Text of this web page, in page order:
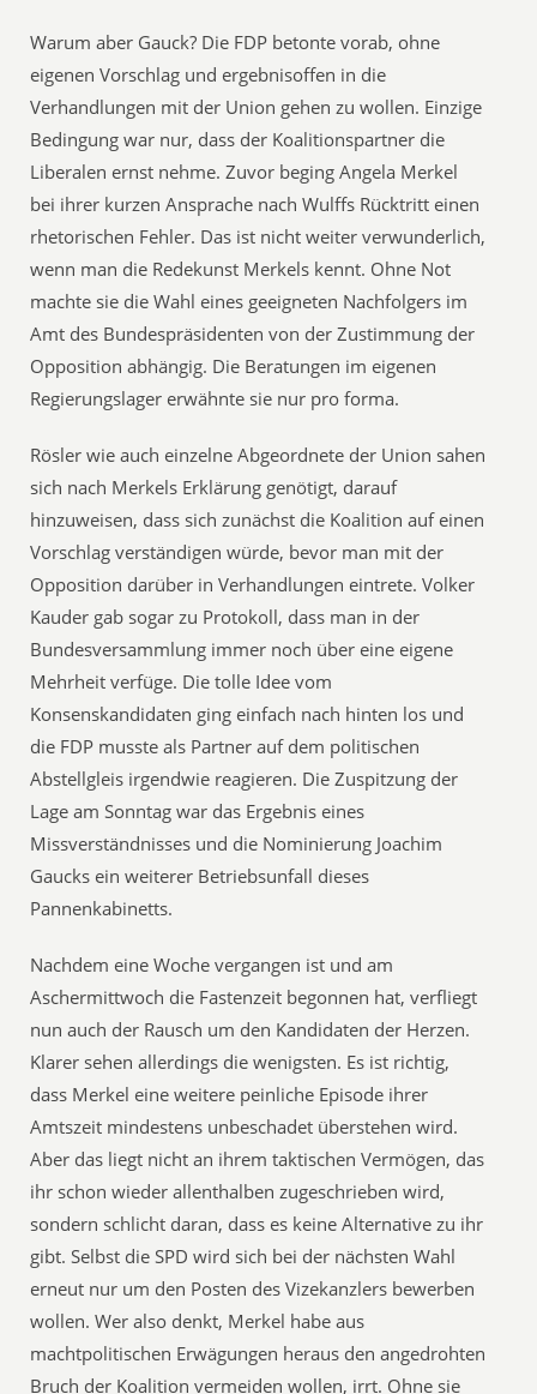
Warum aber Gauck? Die FDP betonte vorab, ohne
eigenen Vorschlag und ergebnisoffen in die
Verhandlungen mit der Union gehen zu wollen. Einzige
Bedingung war nur, dass der Koalitionspartner die
Liberalen ernst nehme. Zuvor beging Angela Merkel
bei ihrer kurzen Ansprache nach Wulffs Rücktritt einen
rhetorischen Fehler. Das ist nicht weiter verwunderlich,
wenn man die Redekunst Merkels kennt. Ohne Not
machte sie die Wahl eines geeigneten Nachfolgers im
Amt des Bundespräsidenten von der Zustimmung der
Opposition abhängig. Die Beratungen im eigenen
Regierungslager erwähnte sie nur pro forma.
Rösler wie auch einzelne Abgeordnete der Union sahen
sich nach Merkels Erklärung genötigt, darauf
hinzuweisen, dass sich zunächst die Koalition auf einen
Vorschlag verständigen würde, bevor man mit der
Opposition darüber in Verhandlungen eintrete. Volker
Kauder gab sogar zu Protokoll, dass man in der
Bundesversammlung immer noch über eine eigene
Mehrheit verfüge. Die tolle Idee vom
Konsenskandidaten ging einfach nach hinten los und
die FDP musste als Partner auf dem politischen
Abstellgleis irgendwie reagieren. Die Zuspitzung der
Lage am Sonntag war das Ergebnis eines
Missverständnisses und die Nominierung Joachim
Gaucks ein weiterer Betriebsunfall dieses
Pannenkabinetts.
Nachdem eine Woche vergangen ist und am
Aschermittwoch die Fastenzeit begonnen hat, verfliegt
nun auch der Rausch um den Kandidaten der Herzen.
Klarer sehen allerdings die wenigsten. Es ist richtig,
dass Merkel eine weitere peinliche Episode ihrer
Amtszeit mindestens unbeschadet überstehen wird.
Aber das liegt nicht an ihrem taktischen Vermögen, das
ihr schon wieder allenthalben zugeschrieben wird,
sondern schlicht daran, dass es keine Alternative zu ihr
gibt. Selbst die SPD wird sich bei der nächsten Wahl
erneut nur um den Posten des Vizekanzlers bewerben
wollen. Wer also denkt, Merkel habe aus
machtpolitischen Erwägungen heraus den angedrohten
Bruch der Koalition vermeiden wollen, irrt. Ohne sie